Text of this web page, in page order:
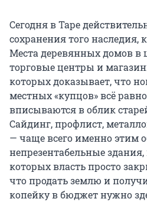
Сегодня в Таре
сохранения того наследия,
Места деревянных домов в
торговые центры и
которых доказывает, что
местных «купцов» всё
вписываются в облик
Сайдинг, профлист,
— чаще всего именно этим
непрезентабельные
которых власть просто
что продать землю и
копейку в бюджет нужно